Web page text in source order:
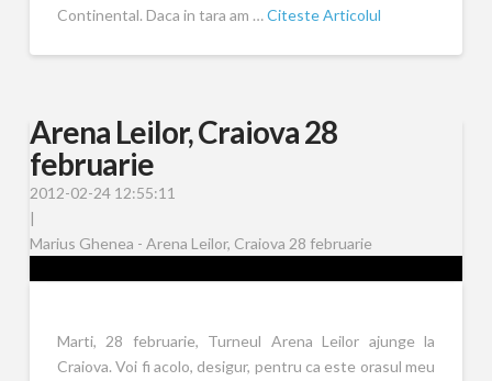
Continental. Daca in tara am …Citeste Articolul
Arena Leilor, Craiova 28
februarie
2012-02-24 12:55:11
|
Marius Ghenea - Arena Leilor, Craiova 28 februarie
Marti, 28 februarie, Turneul Arena Leilor ajunge la
Craiova. Voi fi acolo, desigur, pentru ca este orasul meu